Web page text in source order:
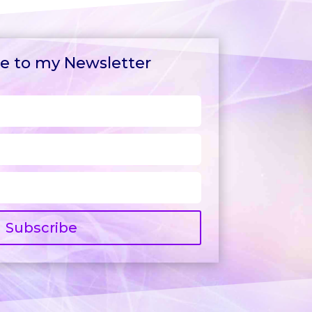
to my Newsletter
Subscribe
to my Newsletter
Subscribe